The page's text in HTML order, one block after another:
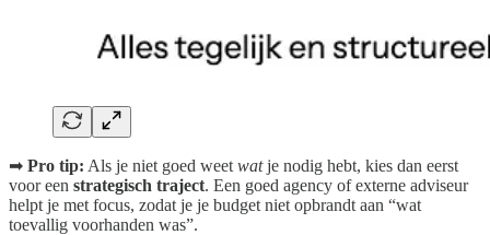
➡ Pro tip: Als je niet goed weet watje nodig hebt, kies dan eerst
voor een strategisch traject. Een goed agency of externe adviseur
helpt je met focus, zodat je je budget niet opbrandt aan “wat
toevallig voorhanden was”.